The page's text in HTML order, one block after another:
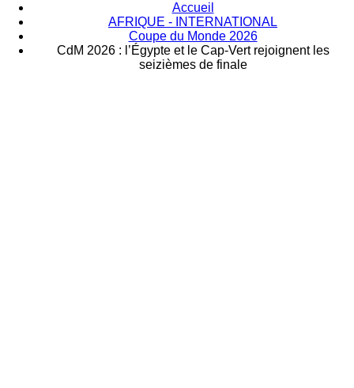
Accueil
AFRIQUE - INTERNATIONAL
Coupe du Monde 2026
CdM 2026 : l’Égypte et le Cap-Vert rejoignent les
seizièmes de finale